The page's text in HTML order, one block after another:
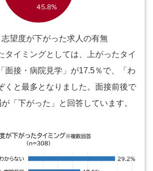
望度が下がった求人の有無
タイミングとしては、上がったタイ
面接・病院見学」が17.5％で、「わ
くと最多となりました。面接前後で
「下がった」と回答しています。